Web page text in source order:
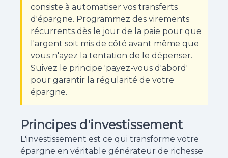
consiste à automatiser vos transferts
d'épargne. Programmez des virements
récurrents dès le jour de la paie pour que
l'argent soit mis de côté avant même que
vous n'ayez la tentation de le dépenser.
Suivez le principe 'payez-vous d'abord'
pour garantir la régularité de votre
épargne.
Principes d'investissement
L'investissement est ce qui transforme votre
épargne en véritable générateur de richesse